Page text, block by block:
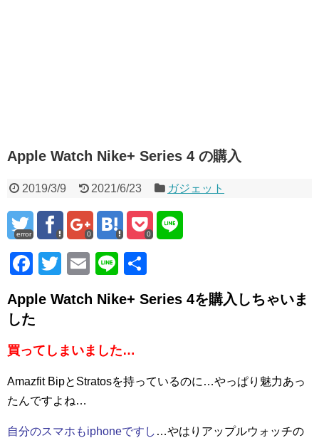
Apple Watch Nike+ Series 4 の購入
2019/3/9 2021/6/23 ガジェット
error 0 0
F
c
e
b
o
o
k
T
tt
E
ail
Li
e
Apple Watch Nike+ Series 4を購入しちゃいま
した
買ってしまいました…
Amazfit BipとStratosを持っているのに…やっぱり魅力あっ
たんですよね…
自分のスマホもiphoneですし …やはりアップルウォッチの